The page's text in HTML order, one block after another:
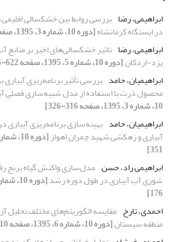
ابراهیمی، رضا بررسی روابط بین خشکسالی
در ایستگاه کرمانشاه[دوره 10، شماره 3، 1395، صفحه 272-283]
ابراهیمی، رضا تاثیر خشکسالی‌های اخیر بر
یزد-اردکان[دوره 10، شماره 5، 1395، صفحه 622-635]
ابراهیمیان، حامد بررسی تأثیر برنامه‌ریزی
محصول ذرت با استفاده از مدل شبیه‌سازی فصلی
10، شماره 3، 1395، صفحه 316-326]
ابراهیمیان، حامد بهینه‌سازی برنامه‌ریزی
آبیاری و زهکشی شهید چمران اهواز
351]
ابراهیمی راد، حسن مدل‌سازی واکنش گیاه برنج
شوری آب آبیاری در طول دوره رشد
176]
احمدی، تارخ مقایسه الگوریتم‌های مختلف تحلیل
منطقه سیستان[دوره 10، شماره 6، 1395، صفحه 810-820]